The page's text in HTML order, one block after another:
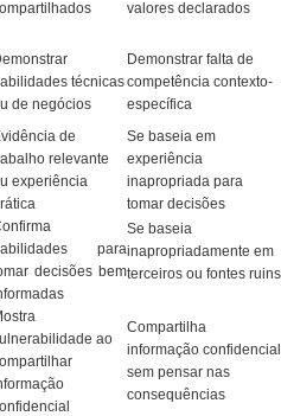
valores declarados
técnicas
de negócios
Demonstrar falta de
competência contexto-
específica
de
relevante
experiência
Se baseia em
experiência
inapropriada para
tomar decisões
para
decisões bem
Se baseia
inapropriadamente em
terceiros ou fontes ruins
ao
Compartilha
informação confidencial
sem pensar nas
consequências